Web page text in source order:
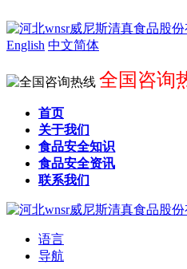
English 中文简体
全国咨询
首页
关于我们
食品安全知识
食品安全资讯
联系我们
语言
导航